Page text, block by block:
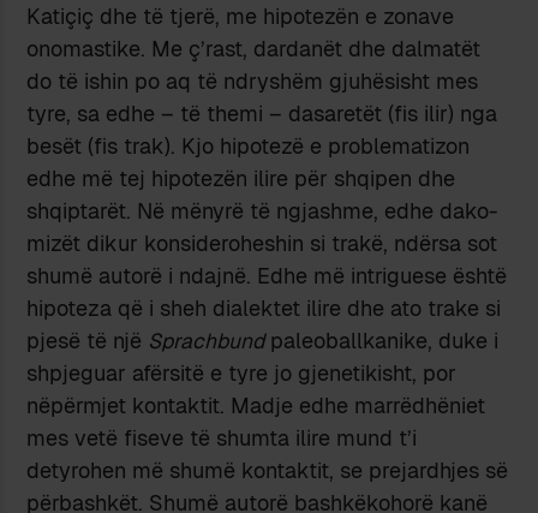
Katiçiç dhe të tjerë, me hipotezën e zonave
onomastike. Me ç’rast, dardanët dhe dalmatët
do të ishin po aq të ndryshëm gjuhësisht mes
tyre, sa edhe – të themi – dasaretët (fis ilir) nga
besët (fis trak). Kjo hipotezë e problematizon
edhe më tej hipotezën ilire për shqipen dhe
shqiptarët. Në mënyrë të ngjashme, edhe dako-
mizët dikur konsideroheshin si trakë, ndërsa sot
shumë autorë i ndajnë. Edhe më intriguese është
hipoteza që i sheh dialektet ilire dhe ato trake si
pjesë të një Sprachbundpaleoballkanike, duke i
shpjeguar afërsitë e tyre jo gjenetikisht, por
nëpërmjet kontaktit. Madje edhe marrëdhëniet
mes vetë fiseve të shumta ilire mund t’i
detyrohen më shumë kontaktit, se prejardhjes së
përbashkët. Shumë autorë bashkëkohorë kanë